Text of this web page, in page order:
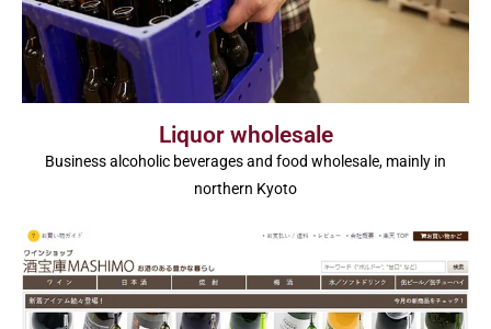
Liquor wholesale
Business alcoholic beverages and food wholesale, mainly in
northern Kyoto